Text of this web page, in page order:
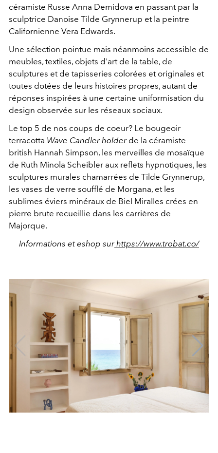
céramiste Russe Anna Demidova en passant par la
sculptrice Danoise Tilde Grynnerup et la peintre
Californienne Vera Edwards.
Une sélection pointue mais néanmoins accessible de
meubles, textiles, objets d'art de la table, de
sculptures et de tapisseries colorées et originales et
toutes dotées de leurs histoires propres, autant de
réponses inspirées à une certaine uniformisation du
design observée sur les réseaux sociaux.
Le top 5 de nos coups de coeur? Le bougeoir
terracotta Wave Candler holderde la céramiste
british Hannah Simpson, les merveilles de mosaïque
de Ruth Minola Scheibler aux reflets hypnotiques, les
sculptures murales chamarrées de Tilde Grynnerup,
les vases de verre soufflé de Morgana, et les
sublimes éviers minéraux de Biel Miralles crées en
pierre brute recueillie dans les carrières de
Majorque.
Informations et eshop surhttps://www.trobat.co/